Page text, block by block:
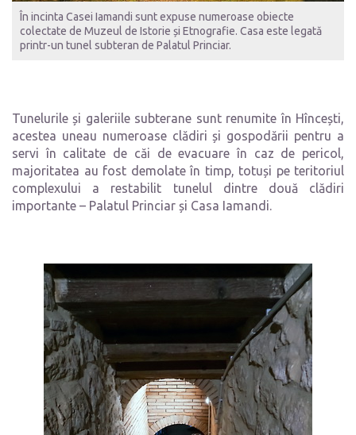
În incinta Casei Iamandi sunt expuse numeroase obiecte
colectate de Muzeul de Istorie și Etnografie. Casa este legată
printr-un tunel subteran de Palatul Princiar.
Tunelurile și galeriile subterane sunt renumite în Hîncești,
acestea uneau numeroase clădiri și gospodării pentru a
servi în calitate de căi de evacuare în caz de pericol,
majoritatea au fost demolate în timp, totuși pe teritoriul
complexului a restabilit tunelul dintre două clădiri
importante – Palatul Princiar și Casa Iamandi.